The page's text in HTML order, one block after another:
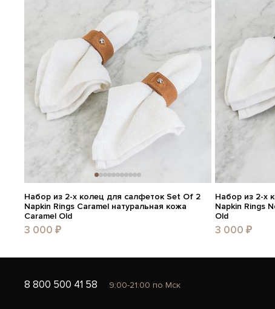
Набор из 2-х колец для салфеток Set Of 2
Napkin Rings Caramel натуральная кожа
Caramel Old
3 000 ₽
Набор из 2-х
Napkin Rings
Old
3 000 ₽
8 800 500 41 58 9:00-21:00 по Мск